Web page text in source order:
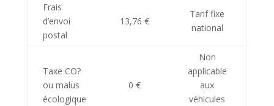
Frais
d’envoi
postal
13,76 €
Tarif fixe
national
Taxe CO?
ou malus
écologique
0 €
Non
applicable
aux
véhicules